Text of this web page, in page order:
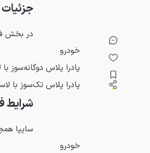
در بخش
خودرو
پادرا پلاس دوگانه‌سوز
پادرا پلاس تک‌سوز با
شرایط
سایپا
خودرو